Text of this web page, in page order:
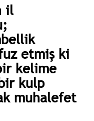
il
etmiş ki
kelime
kulp
muhalefet